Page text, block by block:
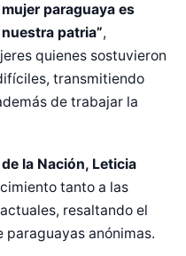
paraguaya es
patria”,
quienes sostuvieron
transmitiendo
de trabajar la
la Nación, Leticia
tanto a las
resaltando el
anónimas.